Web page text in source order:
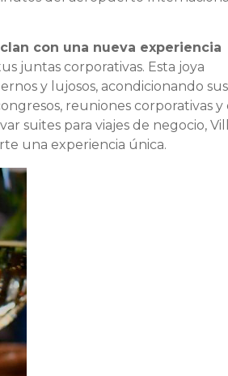
con una nueva experiencia
juntas corporativas. Esta joya
y lujosos, acondicionando sus
reuniones corporativas y
suites para viajes de negocio,
una experiencia única.